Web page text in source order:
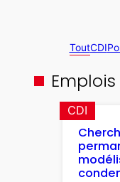
ToutCDI
Emplois
CDI